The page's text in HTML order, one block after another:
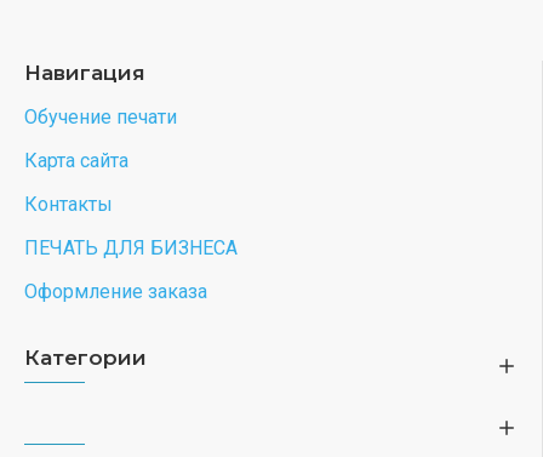
Навигация
Обучение печати
Карта сайта
Контакты
ПЕЧАТЬ ДЛЯ БИЗНЕСА
Оформление заказа
Категории